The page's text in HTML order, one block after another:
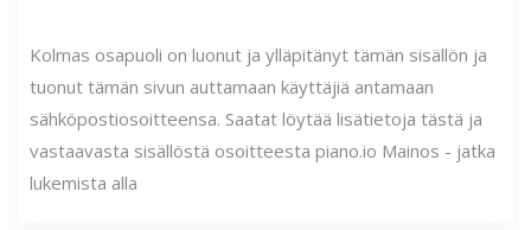
Kolmas osapuoli on luonut ja ylläpitänyt tämän sisällön ja
tuonut tämän sivun auttamaan käyttäjiä antamaan
sähköpostiosoitteensa. Saatat löytää lisätietoja tästä ja
vastaavasta sisällöstä osoitteesta piano.io Mainos - jatka
lukemista alla